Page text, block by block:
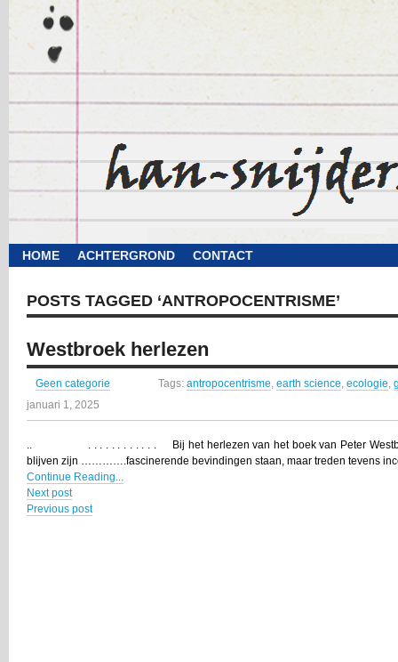
HOME ACHTERGROND CONTACT
POSTS TAGGED ‘ANTROPOCENTRISME’
Westbroek herlezen
Geen categorie Tags: antropocentrisme, earth science, ecologie,
januari 1, 2025
.. . . . . . . . . . . . . Bij het herlezen van het boek van Peter
blijven zijn ………….fascinerende bevindingen staan, maar treden
Continue Reading...
Next post
Previous post